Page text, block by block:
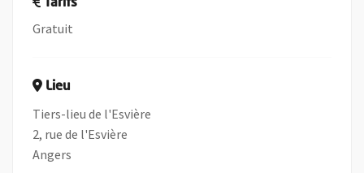
Tarifs
Gratuit
Lieu
Tiers-lieu de l'Esvière
2, rue de l'Esvière
Angers